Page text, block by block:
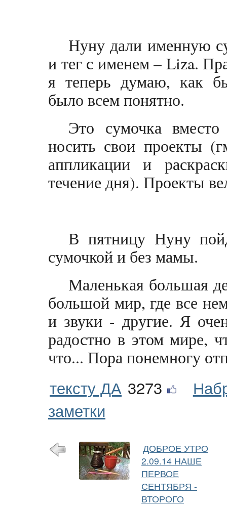
Нуну дали именную
и тег с именем – Liza.
я теперь думаю, как
было всем понятно.
Это сумочка
носить свои проекты
аппликации и
течение дня). Проекты
В пятницу Нуну
сумочкой и без мамы.
Маленькая большая
большой мир, где все
и звуки - другие. Я
радостно в этом мире,
что... Пора понемногу
тексту ДА 3273
заметки
ДОБРОЕ УТРО
2.09.14 НАШЕ
ПЕРВОЕ
СЕНТЯБРЯ -
ВТОРОГО